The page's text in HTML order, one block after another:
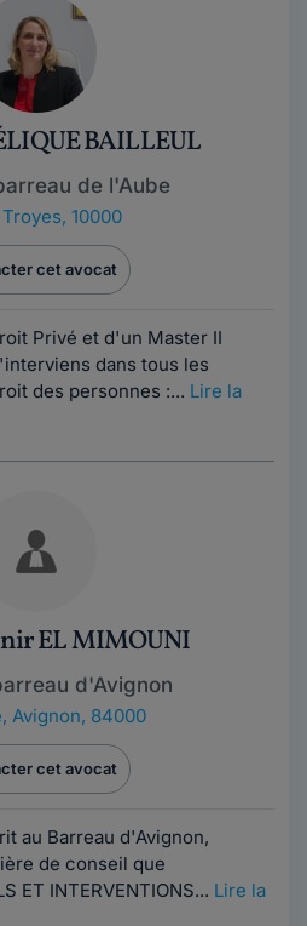
BAILLEUL
de l'Aube
Troyes, 10000
cet avocat
Privé et d'un Master II
dans tous les
des personnes :... Lire la
EL MIMOUNI
d'Avignon
, Avignon, 84000
cet avocat
au Barreau d'Avignon,
de conseil que
ET INTERVENTIONS... Lire la